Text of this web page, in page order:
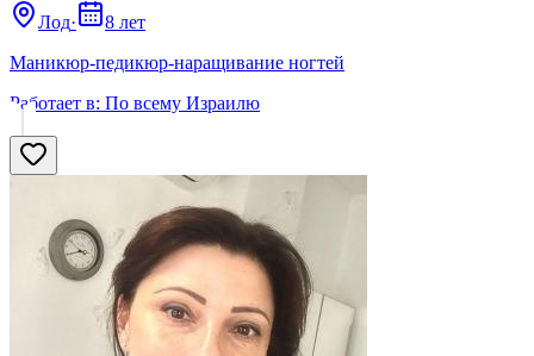
Лод·
8 лет
Маникюр-педикюр-наращивание ногтей
Работает в: По всему Израилю